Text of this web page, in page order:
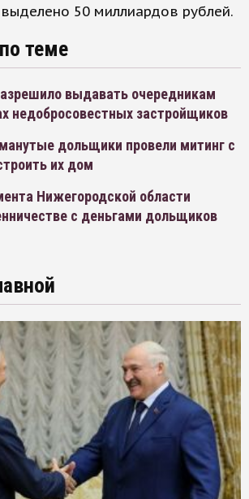
50 миллиардов рублей.
теме
выдавать очередникам
недобросовестных застройщиков
дольщики провели митинг с
их дом
Нижегородской области
с деньгами дольщиков